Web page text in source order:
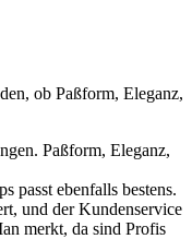
ob Paßform, Eleganz,
Paßform, Eleganz,
passt ebenfalls bestens.
und der Kundenservice
merkt, da sind Profis